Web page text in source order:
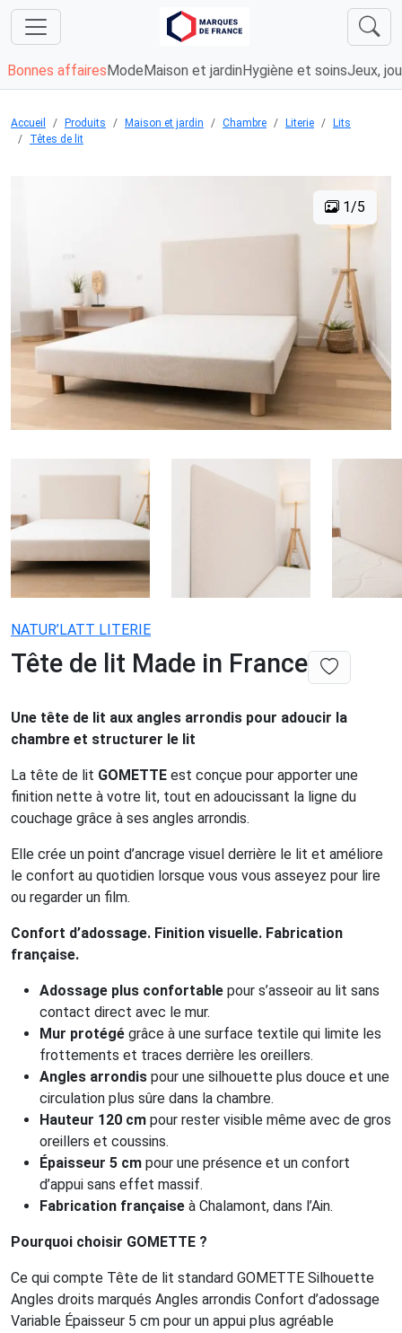
Bonnes affaires Mode Maison et jardin Hygiène et soinsJeux,
Accueil Produits Maison et jardin Chambre Literie
Lits
Têtes de lit
1/5
NATUR’LATT LITERIE
Tête de lit Made in France
Une tête de lit aux angles arrondis pour adoucir la
chambre et structurer le lit
La tête de lit GOMETTE est conçue pour apporter une
finition nette à votre lit, tout en adoucissant la ligne du
couchage grâce à ses angles arrondis.
Elle crée un point d’ancrage visuel derrière le lit et améliore
le confort au quotidien lorsque vous vous asseyez pour lire
ou regarder un film.
Confort d’adossage. Finition visuelle. Fabrication
française.
Adossage plus confortable pour s’asseoir au lit sans
contact direct avec le mur.
Mur protégé grâce à une surface textile qui limite les
frottements et traces derrière les oreillers.
Angles arrondis pour une silhouette plus douce et une
circulation plus sûre dans la chambre.
Hauteur 120 cm pour rester visible même avec de gros
oreillers et coussins.
Épaisseur 5 cm pour une présence et un confort
d’appui sans effet massif.
Fabrication française à Chalamont, dans l’Ain.
Pourquoi choisir GOMETTE ?
Ce qui compte Tête de lit standard GOMETTE Silhouette
Angles droits marqués Angles arrondis Confort d’adossage
Variable Épaisseur 5 cm pour un appui plus agréable